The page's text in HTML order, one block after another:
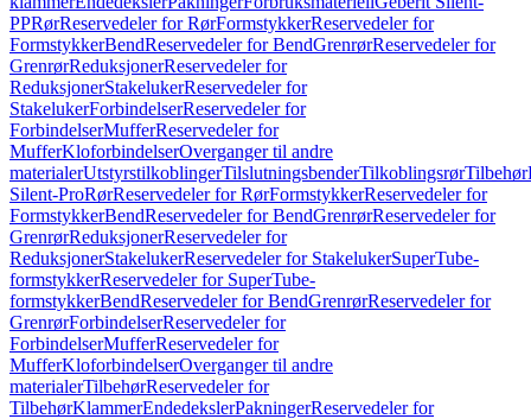
PPRørReservedeler for RørFormstykkerReservedeler for
FormstykkerBendReservedeler for BendGrenrørReservedeler for
GrenrørReduksjonerReservedeler for
ReduksjonerStakelukerReservedeler for
StakelukerForbindelserReservedeler for
ForbindelserMufferReservedeler for
MufferKloforbindelserOverganger til andre
materialerUtstyrstilkoblingerTilslutningsbenderTilkoblingsrørTilbehør
Silent-ProRørReservedeler for RørFormstykkerReservedeler for
FormstykkerBendReservedeler for BendGrenrørReservedeler for
GrenrørReduksjonerReservedeler for
ReduksjonerStakelukerReservedeler for StakelukerSuperTube-
formstykkerReservedeler for SuperTube-
formstykkerBendReservedeler for BendGrenrørReservedeler for
GrenrørForbindelserReservedeler for
ForbindelserMufferReservedeler for
MufferKloforbindelserOverganger til andre
materialerTilbehørReservedeler for
TilbehørKlammerEndedekslerPakningerReservedeler for